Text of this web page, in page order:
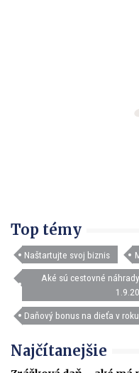
Top témy
Naštartujte svoj biznis
Aké sú cestovné
Daňový bonus na dieťa v
Najčítanejšie